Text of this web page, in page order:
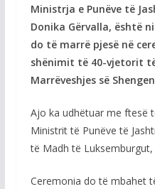
Ministrja e Punëve të
Donika Gërvalla, është
do të marrë pjesë në
shënimit të 40-vjetorit
Marrëveshjes së
Ajo ka udhëtuar me ftesë
Ministrit të Punëve të
të Madh të Luksemburgut,
Ceremonia do të mbahet